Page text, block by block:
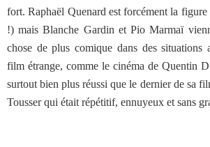
fort. Raphaël Quenard est forcément la
!) mais Blanche Gardin et Pio Marmaï
chose de plus comique dans des situations
film étrange, comme le cinéma de Quentin
surtout bien plus réussi que le dernier de sa
Tousser qui était répétitif, ennuyeux et sans